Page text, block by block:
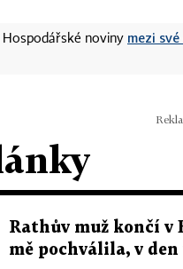
Hospodářské noviny mezi
Rathův muž končí v
mě pochválila, v